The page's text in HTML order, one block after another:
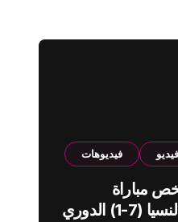
فيديو فيديوهات
مباراة
برشلونة وفالنسيا (7-1) الدوري